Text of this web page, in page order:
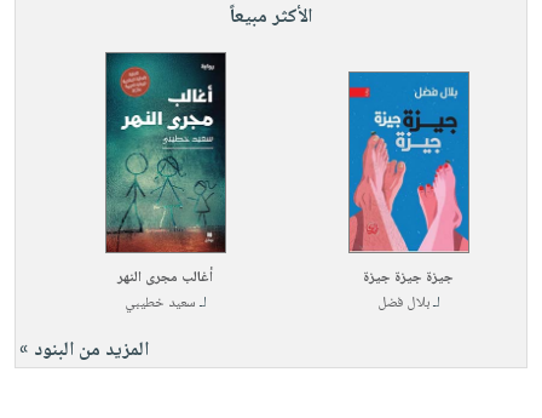
الأكثر مبيعاً
جيزة جيزة جيزة
لـبلال فضل
أغالب مجرى النهر
لـسعيد خطيبي
المزيد من البنود »